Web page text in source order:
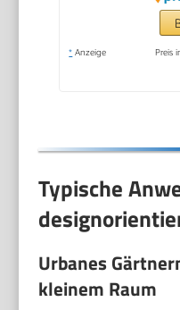
* Anzeige Preis
Typische
Urbanes
kleinem Raum